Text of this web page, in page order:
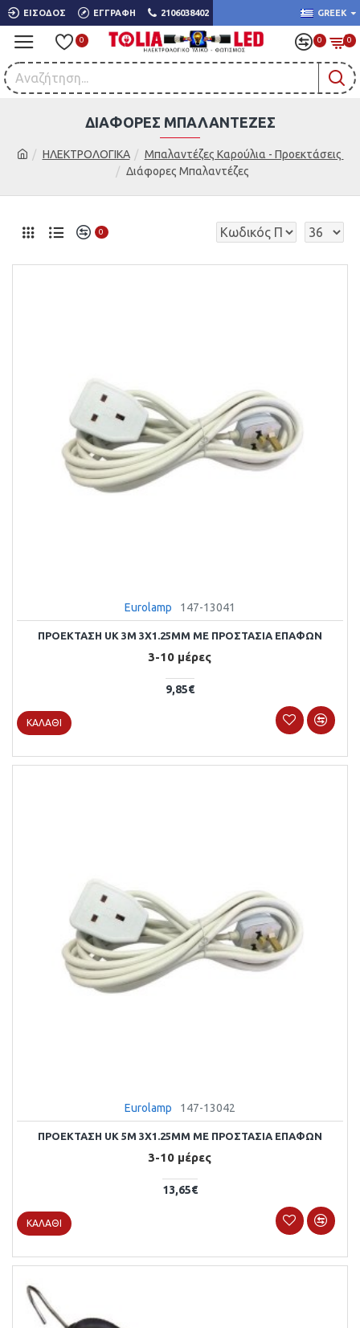
ΕΊΣΟΔΟΣ ΕΓΓΡΑΦΉ 2106038402 GREEK
0 0 0
ΗΛΕΚΤΡΟΛΟΓΙΚΑ
Μπαλαντέζες Καρούλια - Προεκτάσεις
Διάφορες Μπαλαντέζες
ΔΙΆΦΟΡΕΣ ΜΠΑΛΑΝΤΈΖΕΣ
0
Eurolamp 147-13041
ΠΡΟΕΚΤΑΣΗ UK 3M 3X1.25MM ΜΕ ΠΡΟΣΤΑΣΙΑ ΕΠΑΦΩΝ
3-10 μέρες
9,85€
ΚΑΛΆΘΙ
Eurolamp 147-13042
ΠΡΟΕΚΤΑΣΗ UK 5M 3X1.25MM ΜΕ ΠΡΟΣΤΑΣΙΑ ΕΠΑΦΩΝ
3-10 μέρες
13,65€
ΚΑΛΆΘΙ